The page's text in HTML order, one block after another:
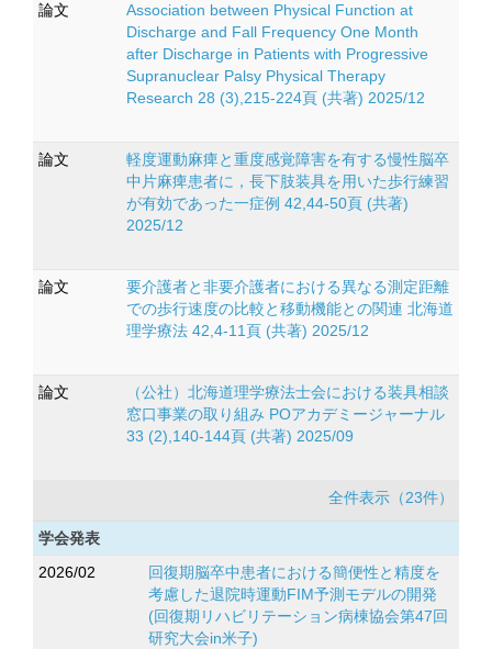
論文
Association between Physical Function at
Discharge and Fall Frequency One Month
after Discharge in Patients with Progressive
Supranuclear Palsy Physical Therapy
Research 28 (3),215-224頁 (共著) 2025/12
論文
軽度運動麻痺と重度感覚障害を有する慢性脳卒
中片麻痺患者に，長下肢装具を用いた歩行練習
が有効であった一症例 42,44-50頁 (共著)
2025/12
論文
要介護者と非要介護者における異なる測定距離
での歩行速度の比較と移動機能との関連 北海道
理学療法 42,4-11頁 (共著) 2025/12
論文
（公社）北海道理学療法士会における装具相談
窓口事業の取り組み POアカデミージャーナル
33 (2),140-144頁 (共著) 2025/09
全件表示（23件）
学会発表
2026/02
回復期脳卒中患者における簡便性と精度を
考慮した退院時運動FIM予測モデルの開発
(回復期リハビリテーション病棟協会第47回
研究大会in米子)